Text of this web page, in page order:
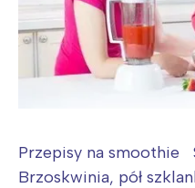
Przepisy na smoothie
Brzoskwinia, pół